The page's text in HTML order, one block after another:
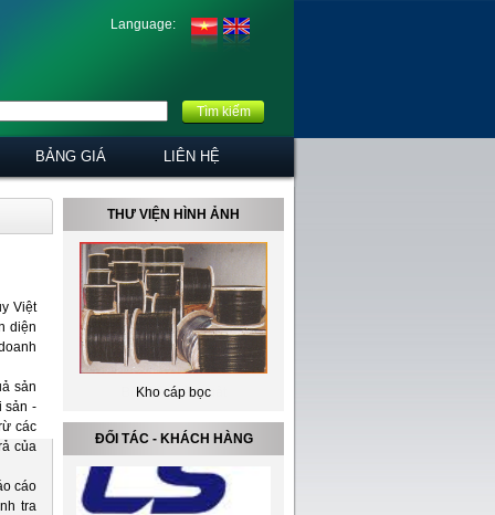
Language:
Tìm kiếm
BẢNG GIÁ LIÊN HỆ
Việt
diện
sản
sản -
các
của
cáo
tra
THƯ VIỆN HÌNH ẢNH
Kho cáp bọc
ĐỐI TÁC - KHÁCH HÀNG